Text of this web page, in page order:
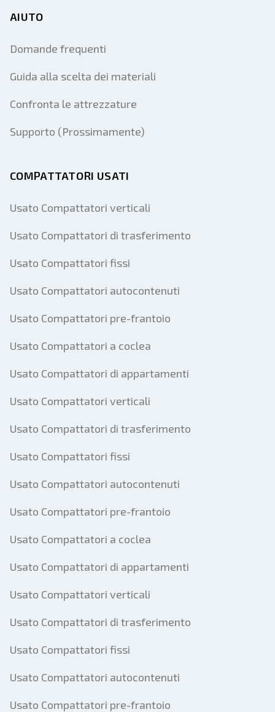
AIUTO
Domande frequenti
Guida alla scelta dei materiali
Confronta le attrezzature
Supporto (Prossimamente)
COMPATTATORI USATI
Usato Compattatori verticali
Usato Compattatori di trasferimento
Usato Compattatori fissi
Usato Compattatori autocontenuti
Usato Compattatori pre-frantoio
Usato Compattatori a coclea
Usato Compattatori di appartamenti
Usato Compattatori verticali
Usato Compattatori di trasferimento
Usato Compattatori fissi
Usato Compattatori autocontenuti
Usato Compattatori pre-frantoio
Usato Compattatori a coclea
Usato Compattatori di appartamenti
Usato Compattatori verticali
Usato Compattatori di trasferimento
Usato Compattatori fissi
Usato Compattatori autocontenuti
Usato Compattatori pre-frantoio